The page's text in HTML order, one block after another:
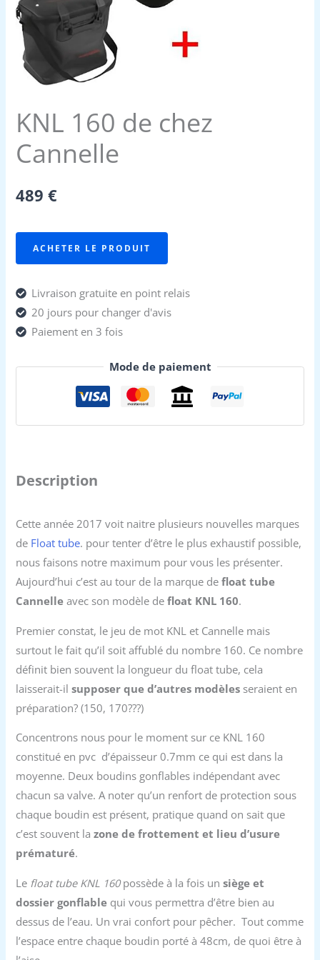
KNL 160 de chez
Cannelle
489€
ACHETER LE PRODUIT
Livraison gratuite en point relais
20 jours pour changer d'avis
Paiement en 3 fois
Mode de paiement
Description
Cette année 2017 voit naitre plusieurs nouvelles marques
de Float tube. pour tenter d’être le plus exhaustif possible,
nous faisons notre maximum pour vous les présenter.
Aujourd’hui c’est au tour de la marque defloat tube
Cannelle avec son modèle defloat KNL 160.
Premier constat, le jeu de mot KNL et Cannelle mais
surtout le fait qu’il soit affublé du nombre 160. Ce nombre
définit bien souvent la longueur du float tube, cela
laisserait-ilsupposer que d’autres modèles seraient en
préparation? (150, 170???)
Concentrons nous pour le moment sur ce KNL 160
constitué en pvc d’épaisseur 0.7mm ce qui est dans la
moyenne. Deux boudins gonflables indépendant avec
chacun sa valve. A noter qu’un renfort de protection sous
chaque boudin est présent, pratique quand on sait que
c’est souvent lazone de frottement et lieu d’usure
prématuré.
Le float tube KNL 160possède à la fois unsiège et
dossier gonflable qui vous permettra d’être bien au
dessus de l’eau. Un vrai confort pour pêcher. Tout comme
l’espace entre chaque boudin porté à 48cm, de quoi être à